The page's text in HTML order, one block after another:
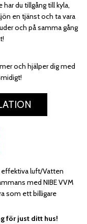
du tillgång till kyla,
en tjänst och ta vara
och på samma gång
och hjälper dig med
effektiva luft/Vatten
med NIBE VVM
som ett billigare
för just ditt hus!